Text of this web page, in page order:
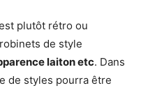
plutôt rétro ou
de style
laiton etc. Dans
de styles pourra être